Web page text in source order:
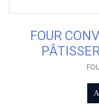
FOUR